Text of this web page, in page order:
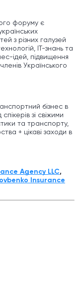
форуму є
з різних галузей
ІТ-знань та
ідей, підвищення
Українського
бізнес в
зі свіжими
та транспорту,
+ цікаві заходи в
Agency LLC,
Insurance